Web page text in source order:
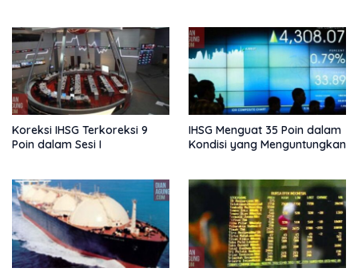
Koreksi IHSG Terkoreksi 9
Poin dalam Sesi I
IHSG Menguat 35 Poin dalam
Kondisi yang Menguntungkan